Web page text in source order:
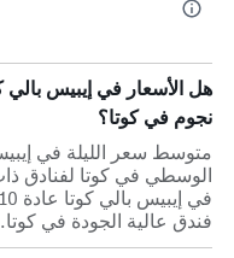
نجوم في كوتا؟
فندق عالية الجودة في كوتا.